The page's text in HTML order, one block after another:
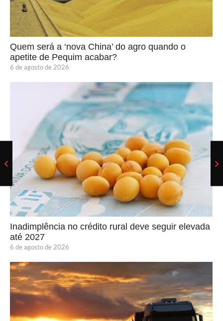
Quem será a ‘nova China’ do agro quando o
apetite de Pequim acabar?
6 de agosto de 2026
Inadimplência no crédito rural deve seguir elevada
até 2027
6 de agosto de 2026